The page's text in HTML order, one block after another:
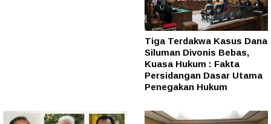
Tiga Terdakwa Kasus Dana
Siluman Divonis Bebas,
Kuasa Hukum : Fakta
Persidangan Dasar Utama
Penegakan Hukum